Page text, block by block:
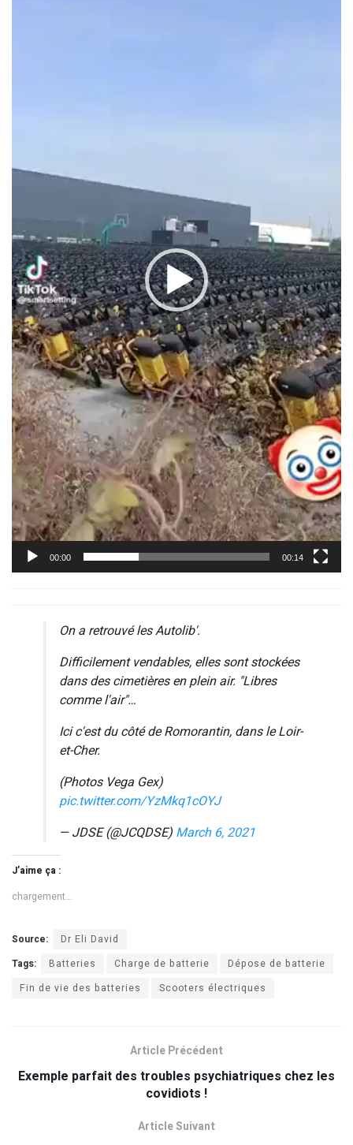
00:00 00:14
On a retrouvé les Autolib'.
Difficilement vendables, elles sont stockées
dans des cimetières en plein air. "Libres
comme l'air"…
Ici c'est du côté de Romorantin, dans le Loir-
et-Cher.
(Photos Vega Gex)
pic.twitter.com/YzMkq1cOYJ
— JDSE (@JCQDSE) March 6, 2021
J’aime ça :
chargement…
Source:
Dr Eli David
Tags:
Batteries Charge de batterie
Dépose de batterie
Fin de vie des batteries
Scooters électriques
Article Précédent
Exemple parfait des troubles psychiatriques chez les
covidiots !
Article Suivant